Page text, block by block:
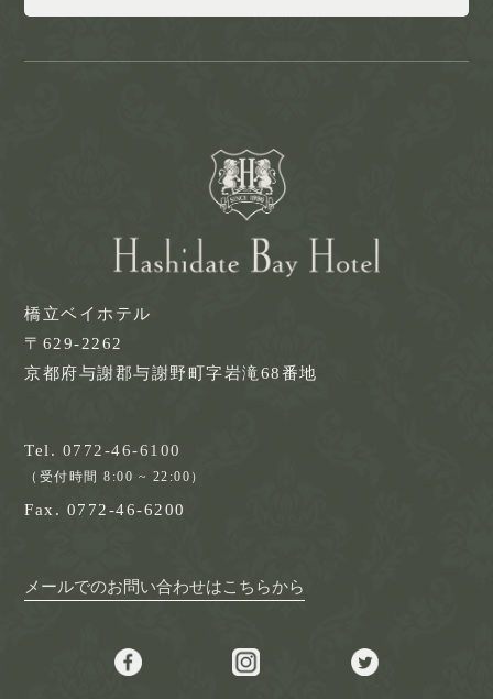
橋立ベイホテル
〒629-2262
京都府与謝郡与謝野町字岩滝68番地
Tel. 0772-46-6100
（受付時間 8:00 ~ 22:00）
Fax. 0772-46-6200
メールでのお問い合わせはこちらから